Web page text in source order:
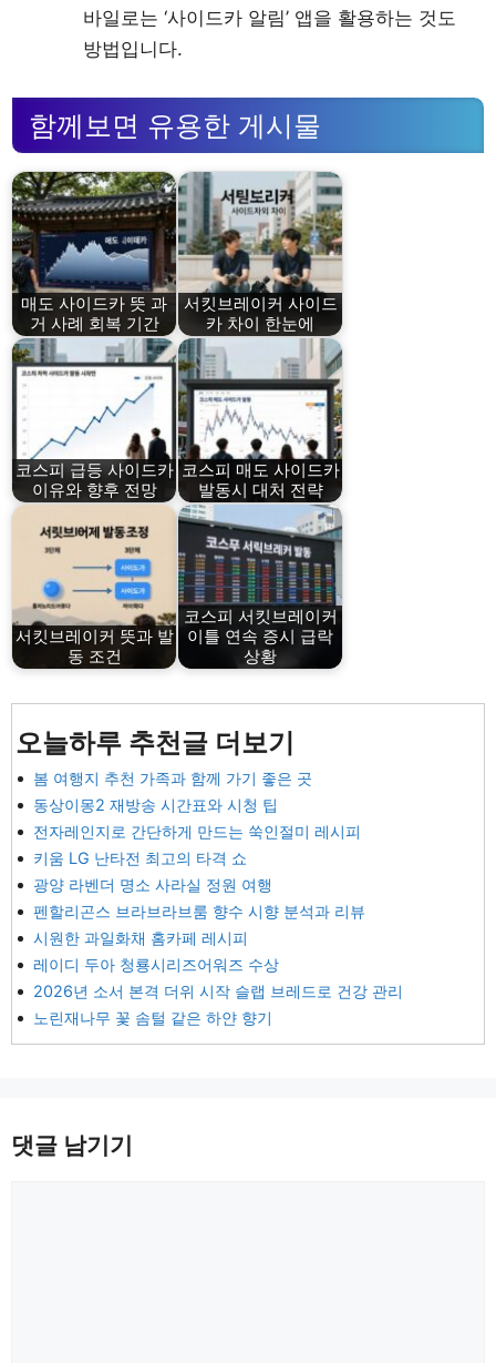
바일로는 ‘사이드카 알림’ 앱을 활용하는 것도
방법입니다.
함께보면 유용한 게시물
매도 사이드카 뜻 과
거 사례 회복 기간
서킷브레이커 사이드
카 차이 한눈에
코스피 급등 사이드카
이유와 향후 전망
코스피 매도 사이드카
발동시 대처 전략
서킷브레이커 뜻과 발
동 조건
코스피 서킷브레이커
이틀 연속 증시 급락
상황
오늘하루 추천글 더보기
봄 여행지 추천 가족과 함께 가기 좋은 곳
동상이몽2 재방송 시간표와 시청 팁
전자레인지로 간단하게 만드는 쑥인절미 레시피
키움 LG 난타전 최고의 타격 쇼
광양 라벤더 명소 사라실 정원 여행
펜할리곤스 브라브라브룸 향수 시향 분석과 리뷰
시원한 과일화채 홈카페 레시피
레이디 두아 청룡시리즈어워즈 수상
2026년 소서 본격 더위 시작 슬랩 브레드로 건강 관리
노린재나무 꽃 솜털 같은 하얀 향기
댓글 남기기